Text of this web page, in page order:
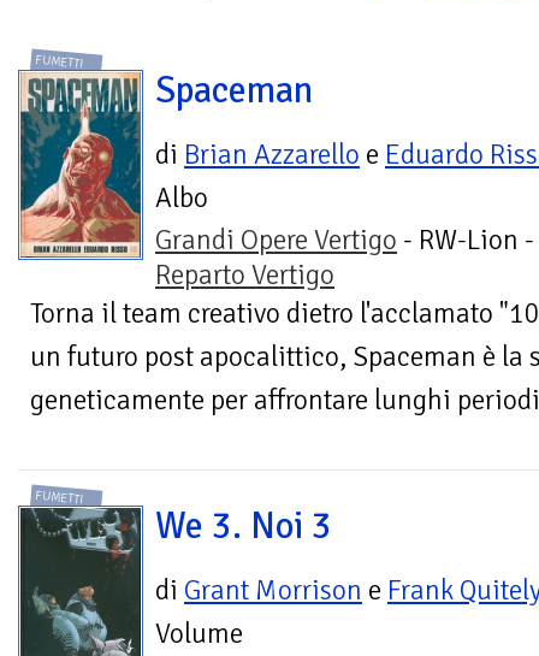
FUMETTI
Spaceman
di Brian Azzarello e Eduardo
Albo
Grandi Opere Vertigo - RW-Lion -
Reparto Vertigo
Torna il team creativo dietro l'acclamato
un futuro post apocalittico, Spaceman è
geneticamente per affrontare lunghi
FUMETTI
We 3. Noi 3
di Grant Morrison e Frank
Volume